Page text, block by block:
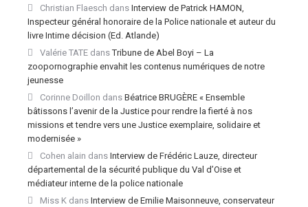
Christian Flaesch dans Interview de Patrick HAMON,
Inspecteur général honoraire de la Police nationale et auteur du
livre Intime décision (Ed. Atlande)
Valérie TATE dansTribune de Abel Boyi – La
zoopornographie envahit les contenus numériques de notre
jeunesse
Corinne Doillon dans Béatrice BRUGÈRE « Ensemble
bâtissons l’avenir de la Justice pour rendre la fierté à nos
missions et tendre vers une Justice exemplaire, solidaire et
modernisée »
Cohen alain dans Interview de Frédéric Lauze, directeur
départemental de la sécurité publique du Val d’Oise et
médiateur interne de la police nationale
Miss K dans Interview de Emilie Maisonneuve, conservateur